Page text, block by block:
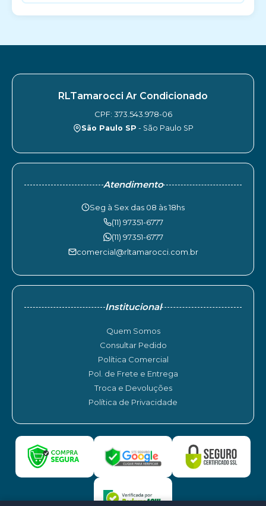
RLTamarocci Ar Condicionado
CPF: 373.543.978-06
São Paulo SP - São Paulo SP
Atendimento
Seg à Sex das 08 às 18hs
(11) 97351-6777
(11) 97351-6777
comercial@rltamarocci.com.br
Institucional
Quem Somos
Consultar Pedido
Política Comercial
Pol. de Frete e Entrega
Troca e Devoluções
Política de Privacidade